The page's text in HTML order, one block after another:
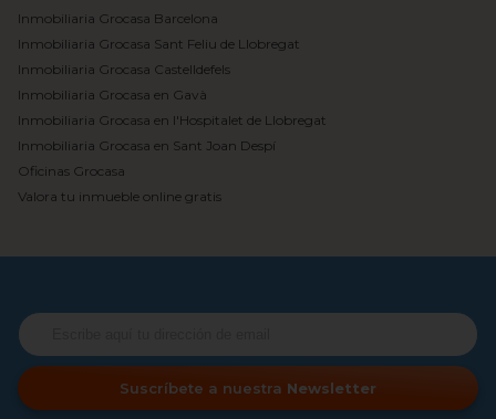
Inmobiliaria Grocasa Barcelona
Inmobiliaria Grocasa Sant Feliu de Llobregat
Inmobiliaria Grocasa Castelldefels
Inmobiliaria Grocasa en Gavà
Inmobiliaria Grocasa en l'Hospitalet de Llobregat
Inmobiliaria Grocasa en Sant Joan Despí
Oficinas Grocasa
Valora tu inmueble online gratis
Suscríbete a nuestra Newsletter